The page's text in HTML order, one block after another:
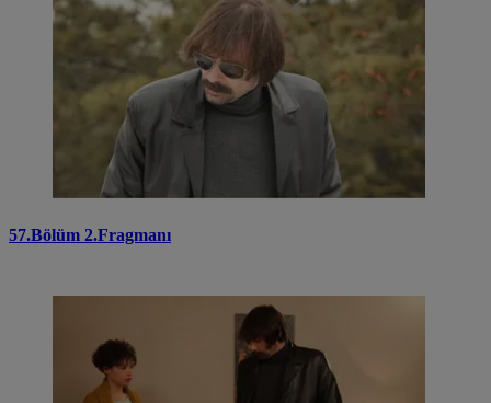
57.Bölüm 2.Fragmanı